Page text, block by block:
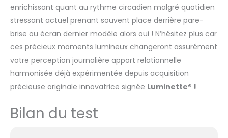
enrichissant quant au rythme circadien malgré quotidien
stressant actuel prenant souvent place derrière pare-
brise ou écran dernier modèle alors oui ! N’hésitez plus car
ces précieux moments lumineux changeront assurément
votre perception journalière apport relationnelle
harmonisée déjà expérimentée depuis acquisition
précieuse originale innovatrice signée Luminette® !
Bilan du test